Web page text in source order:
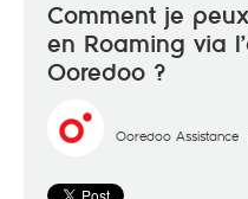
Comment je
en Roaming via
Ooredoo ?
Ooredoo Assistance